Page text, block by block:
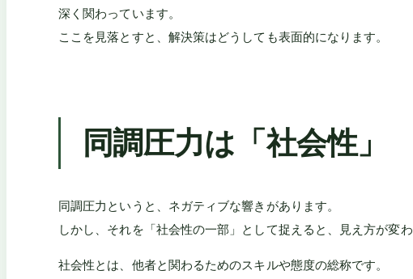
深く関わっています。
ここを見落とすと、解決策はどうしても表面的になります。
同調圧力は「社会性」
同調圧力というと、ネガティブな響きがあります。
しかし、それを「社会性の一部」として捉えると、見え方が変わ
社会性とは、他者と関わるためのスキルや態度の総称です。